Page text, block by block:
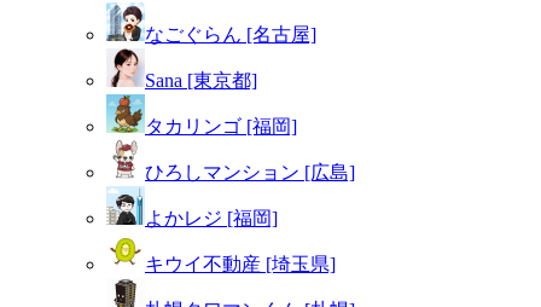
なごぐらん [名古屋]
Sana [東京都]
タカリンゴ [福岡]
ひろしマンション [広島]
よかレジ [福岡]
キウイ不動産 [埼玉県]